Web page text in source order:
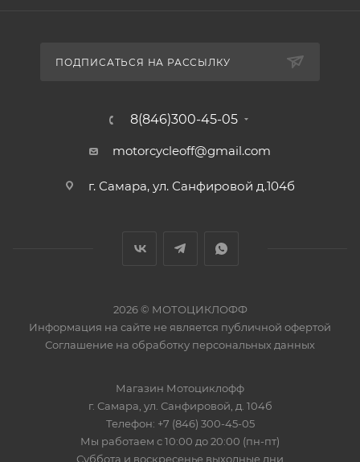
ПОДПИСАТЬСЯ НА РАССЫЛКУ
8(846)300-45-05
motorcycleoff@gmail.com
г. Самара, ул. Санфировой д.104б
2026 © МОТОЦИКЛОФФ
Информация на сайте не является публичной офертой
Соглашение на обработку персональных данных
Магазин Мотоциклофф
г. Самара ул. Санфировой, д. 104б
Телефон: +7 (846) 300-45-05
Мы работаем с 10:00 до 20:00 (пн-пт)
Суббота и воскресенье выходные дни